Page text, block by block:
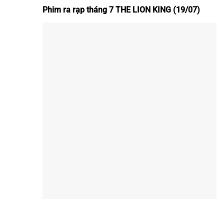
Phim ra rạp tháng 7 THE LION KING (19/07)